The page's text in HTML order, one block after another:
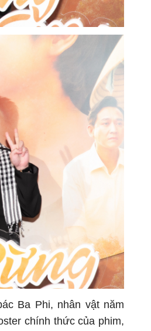
Ba Phi, nhân vật năm
chính thức của phim,